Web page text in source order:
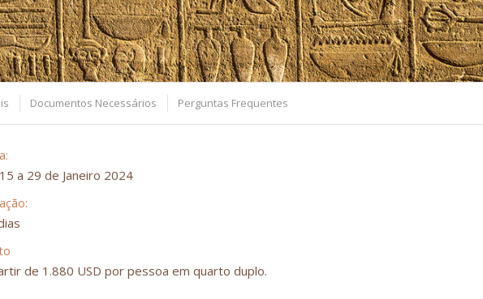
Documentos Necessários Perguntas Frequentes
a 29 de Janeiro 2024
de 1.880 USD por pessoa em quarto duplo.